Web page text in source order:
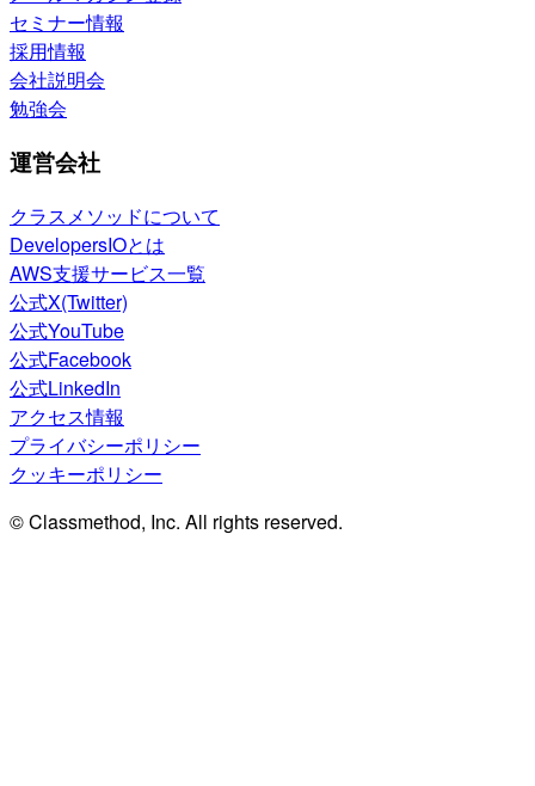
セミナー情報
採用情報
会社説明会
勉強会
運営会社
クラスメソッドについて
DevelopersIOとは
AWS支援サービス一覧
公式X(Twitter)
公式YouTube
公式Facebook
公式LinkedIn
アクセス情報
プライバシーポリシー
クッキーポリシー
© Classmethod, Inc. All rights reserved.